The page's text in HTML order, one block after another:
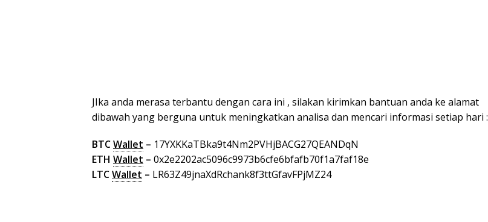
JIka anda merasa terbantu dengan cara ini , silakan kirimkan bantuan anda ke alamat
dibawah yang berguna untuk meningkatkan analisa dan mencari informasi setiap hari :
BTCWallet – 17YXKKaTBka9t4Nm2PVHjBACG27QEANDqN
ETH Wallet – 0x2e2202ac5096c9973b6cfe6bfafb70f1a7faf18e
LTCWallet – LR63Z49jnaXdRchank8f3ttGfavFPjMZ24